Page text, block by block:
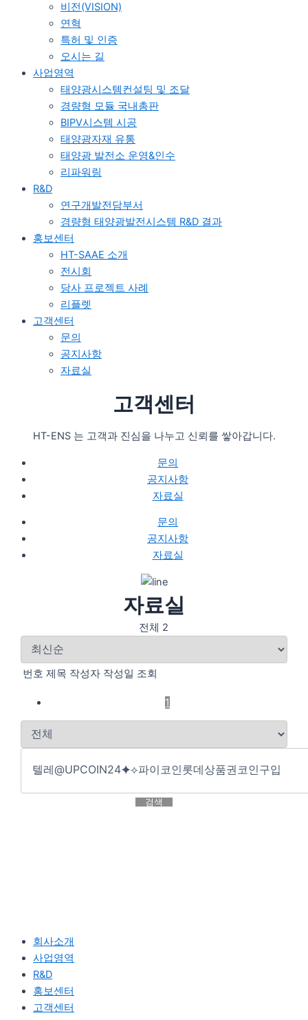
비전(VISION)
연혁
특허 및 인증
오시는 길
사업영역
태양광시스템컨설팅 및 조달
경량형 모듈 국내총판
BIPV시스템 시공
태양광자재 유통
태양광 발전소 운영&인수
리파워링
R&D
연구개발전담부서
경량형 태양광발전시스템 R&D 결과
홍보센터
HT-SAAE 소개
전시회
당사 프로젝트 사례
리플렛
고객센터
문의
공지사항
자료실
고객센터
HT-ENS 는 고객과 진심을 나누고 신뢰를 쌓아갑니다.
문의
공지사항
자료실
문의
공지사항
자료실
자료실
전체 2
번호 제목 작성자 작성일 조회
1
검색
회사소개
사업영역
R&D
홍보센터
고객센터